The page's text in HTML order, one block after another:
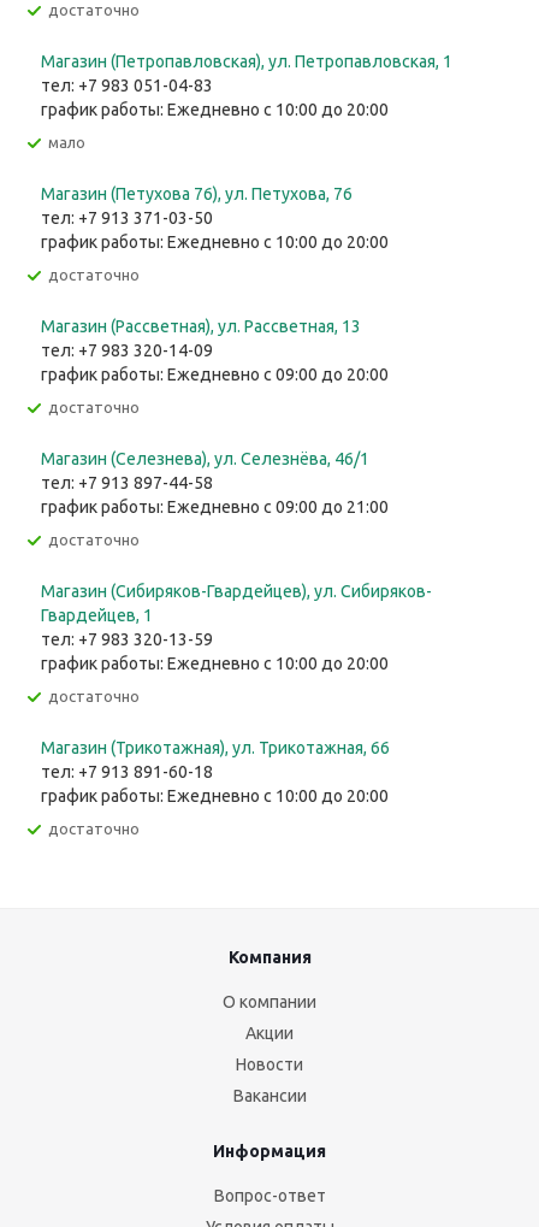
Достаточно
Магазин (Петропавловская), ул. Петропавловская, 1
тел: +7 983 051-04-83
график работы: Ежедневно с 10:00 до 20:00
Мало
Магазин (Петухова 76), ул. Петухова, 76
тел: +7 913 371-03-50
график работы: Ежедневно с 10:00 до 20:00
Достаточно
Магазин (Рассветная), ул. Рассветная, 13
тел: +7 983 320-14-09
график работы: Ежедневно с 09:00 до 20:00
Достаточно
Магазин (Селезнева), ул. Селезнёва, 46/1
тел: +7 913 897-44-58
график работы: Ежедневно с 09:00 до 21:00
Достаточно
Магазин (Сибиряков-Гвардейцев), ул. Сибиряков-
Гвардейцев, 1
тел: +7 983 320-13-59
график работы: Ежедневно с 10:00 до 20:00
Достаточно
Магазин (Трикотажная), ул. Трикотажная, 66
тел: +7 913 891-60-18
график работы: Ежедневно с 10:00 до 20:00
Достаточно
Компания
О компании
Акции
Новости
Вакансии
Информация
Вопрос-ответ